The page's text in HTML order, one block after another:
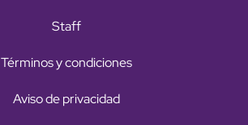
Staff
Términos y condiciones
Aviso de privacidad